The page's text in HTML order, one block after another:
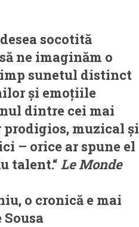
socotită
ne imaginăm o
sunetul distinct
și emoțiile
dintre cei mai
muzical și
– orice ar spune el
talent.“ Le Monde
o cronică e mai